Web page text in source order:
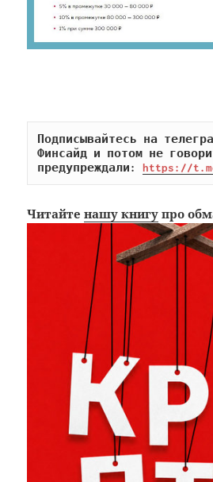
Подписывайтесь на
Финсайд и потом не
предупреждали: https://
Читайтенашу книгу про